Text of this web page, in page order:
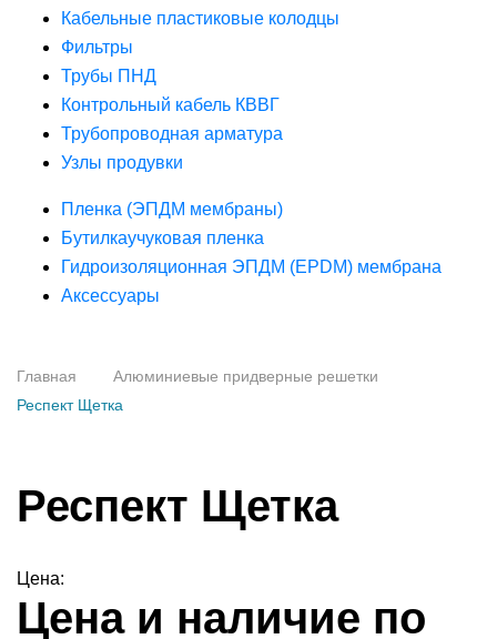
Кабельные пластиковые колодцы
Фильтры
Трубы ПНД
Контрольный кабель КВВГ
Трубопроводная арматура
Узлы продувки
Пленка (ЭПДМ мембраны)
Бутилкаучуковая пленка
Гидроизоляционная ЭПДМ (EPDM) мембрана
Аксессуары
Главная
Алюминиевые придверные решетки
Респект Щетка
Респект Щетка
Цена:
Цена и наличие по